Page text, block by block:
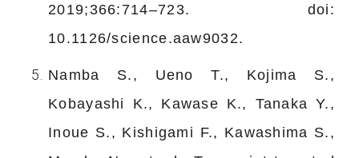
2019;366:714–723. doi:
10.1126/science.aaw9032.
Namba S., Ueno T., Kojima S.,
Kobayashi K., Kawase K., Tanaka Y.,
Inoue S., Kishigami F., Kawashima S.,